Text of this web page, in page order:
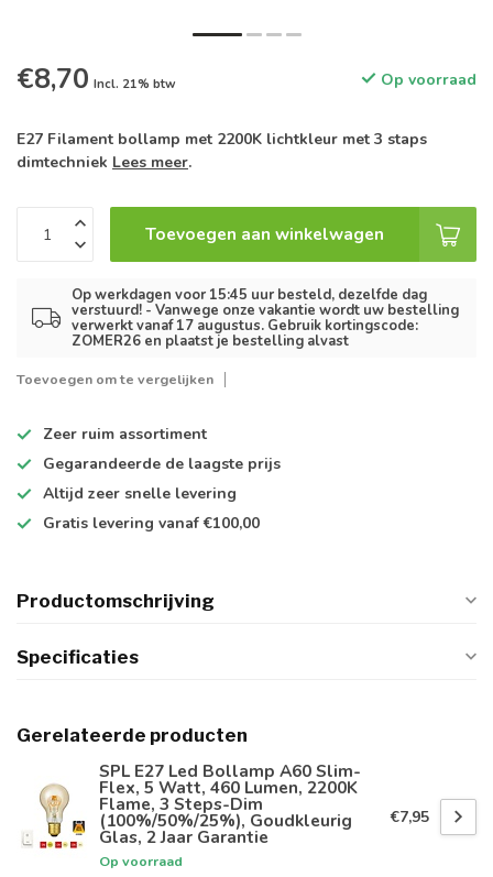
€8,70 Incl. 21% btw Op voorraad
E27 Filament bollamp met 2200K lichtkleur met 3 staps
dimtechniek Lees meer.
Toevoegen aan winkelwagen
Op werkdagen voor 15:45 uur besteld, dezelfde dag
verstuurd! - Vanwege onze vakantie wordt uw bestelling
verwerkt vanaf 17 augustus. Gebruik kortingscode:
ZOMER26 en plaatst je bestelling alvast
Toevoegen om te vergelijken
Zeer ruim assortiment
Gegarandeerde de laagste prijs
Altijd zeer snelle levering
Gratis levering vanaf €100,00
Productomschrijving
Specificaties
Gerelateerde producten
SPL E27 Led Bollamp A60 Slim-
Flex, 5 Watt, 460 Lumen, 2200K
Flame, 3 Steps-Dim
(100%/50%/25%), Goudkleurig
Glas, 2 Jaar Garantie
Op voorraad
€7,95